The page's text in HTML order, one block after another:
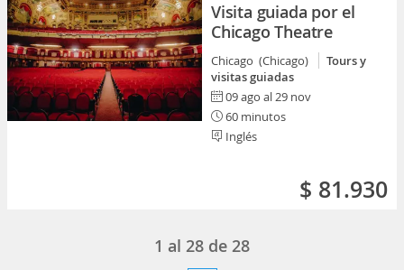
Visita guiada por el
Chicago Theatre
Chicago (Chicago)
Tours y
visitas guiadas
09 ago al 29 nov
60 minutos
Inglés
$ 81.930
1 al 28 de 28